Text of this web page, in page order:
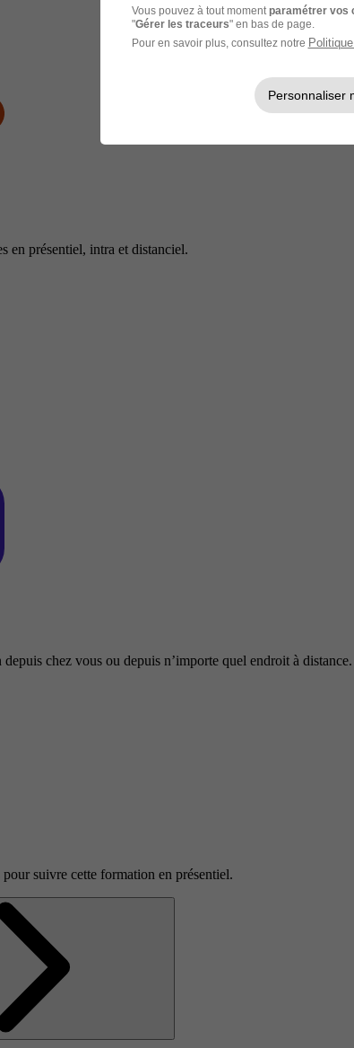
en présentiel, intra et distanciel.
chez vous ou depuis n’importe quel endroit à distance.
suivre cette formation en présentiel.
Vous pouvez à tout moment paramétrer vos
"Gérer les traceurs" en bas de page.
Pour en savoir plus, consultez notre
Personnaliser